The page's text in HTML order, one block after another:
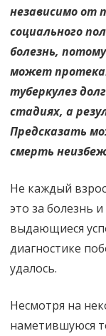
независимо от
социального
болезнь,
может
туберкулез
стадиях, а
Предсказать
смерть
Не каждый
это за болезнь
выдающиеся
диагностике
удалось.
Несмотря на
наметившуюся